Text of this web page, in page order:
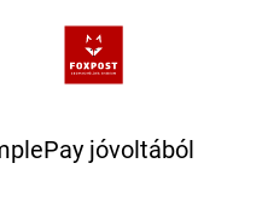
jóvoltából